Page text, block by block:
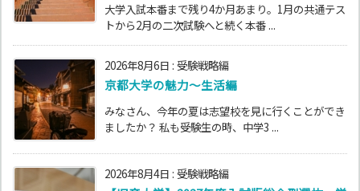
大学入試本番まで残り4か月あまり。1月の共通テス
トから2月の二次試験へと続く本番 ...
2026年8月6日 : 受験戦略編
京都大学の魅力～生活編
みなさん、今年の夏は志望校を見に行くことができ
ましたか？ 私も受験生の時、中学3 ...
2026年8月4日 : 受験戦略編